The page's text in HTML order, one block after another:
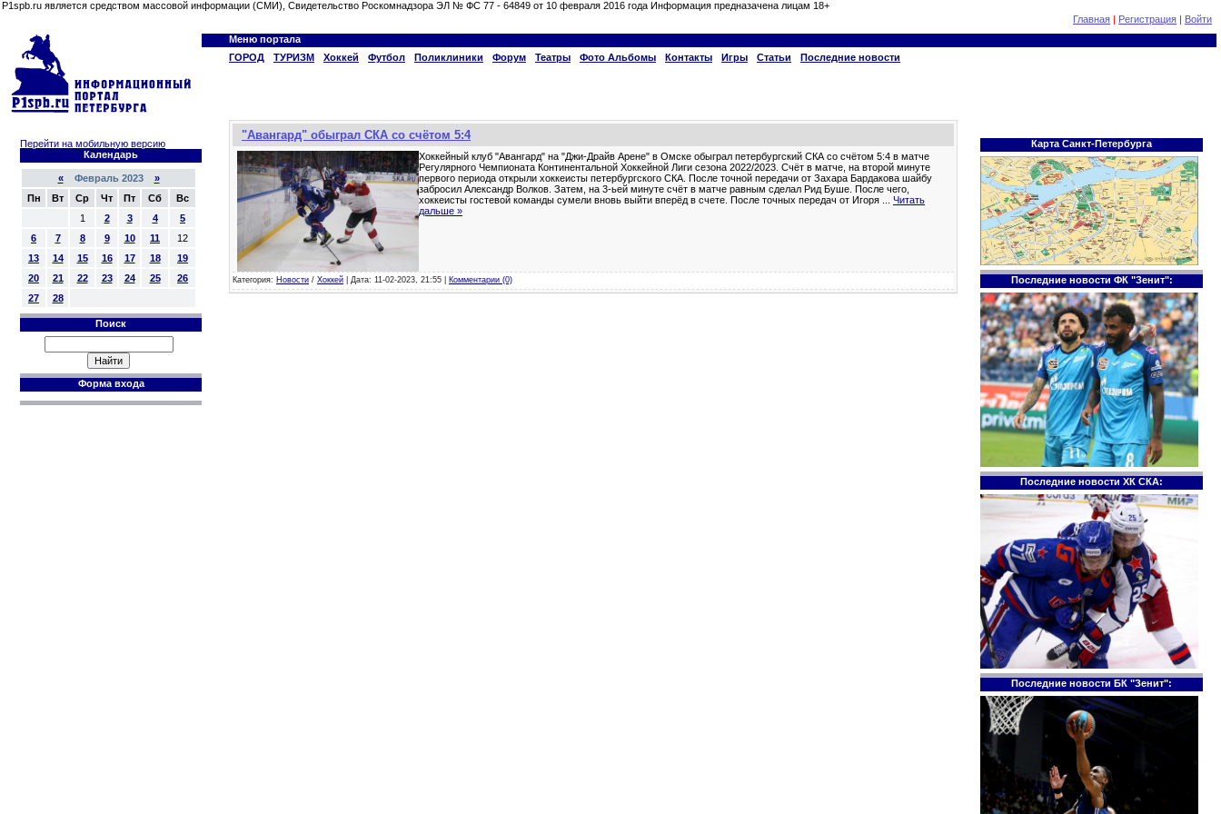
P1spb.ru является средством массовой информации (СМИ), Свидетельство Роскомнадзора ЭЛ № ФС 77 - 64849 от 10 февраля 2016 года Информация предназачена лицам 18+
Главная | Регистрация | Войти
Меню портала
ГОРОД
ТУРИЗМ Хоккей Футбол Поликлиники Форум Театры Фото Альбомы Контакты Игры Статьи Последние новости
Перейти на мобильную версию
Календарь
«Февраль 2023 »
Пн
Вт Ср Чт Пт Сб
Вс
1
2 3 4
5
6
7 8 9 10 11
12
13
14 15 16 17 18
19
20
21 22 23 24 25
26
27
28
Поиск
Форма входа
"Авангард" обыграл СКА со счётом 5:4
Хоккейный клуб "Авангард" на "Джи-Драйв Арене" в Омске обыграл петербургский СКА со счётом 5:4 в матче
Регулярного Чемпионата Континентальной Хоккейной Лиги сезона 2022/2023. Счёт в матче, на второй минуте
первого периода открыли хоккеисты петербургского СКА. После точной передачи от Захара Бардакова шайбу
забросил Александр Волков. Затем, на 3-ьей минуте счёт в матче равным сделал Рид Буше. После чего,
хоккеисты гостевой команды сумели вновь выйти вперёд в счете. После точных передач от Игоря
Читать
дальше »
Категория: Новости / Хоккей | Дата: 11-02-2023, 21:55 | Комментарии (0)
Карта Санкт-Петербурга
Последние новости ФК "Зенит":
Последние новости ХК СКА:
Последние новости БК "Зенит":